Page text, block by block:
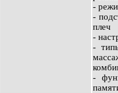
-
-
плеч
-
-
-